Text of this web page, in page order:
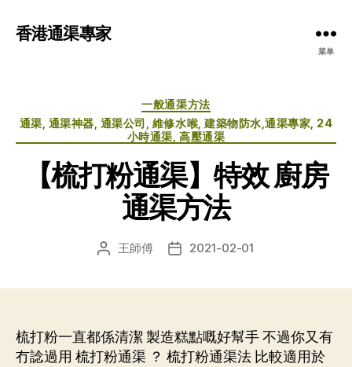
香港通渠專家
菜单
分
类
一般通渠方法
通渠, 通渠神器, 通渠公司, 維修水喉, 建築物防水,通渠專家, 24
小時通渠, 高壓通渠
【梳打粉通渠】特效 廚房
通渠方法
文 王師傅
发 2021-02-01
梳打粉一直都係清潔 製造糕點嘅好幫手 不過你又有
冇諗過用 梳打粉通渠 ？ 梳打粉通渠法 比較適用於